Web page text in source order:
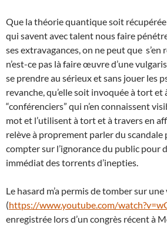
Que la théorie quantique soit
qui savent avec talent nous faire
ses extravagances, on ne peut que
n’est-ce pas là faire œuvre d’une
se prendre au sérieux et sans jouer les
revanche, qu’elle soit invoquée à tort et
“conférenciers” qui n’en connaissent
mot et l’utilisent à tort et à travers en
relève à proprement parler du scandale
compter sur l’ignorance du public pour
immédiat des torrents d’inepties.
Le hasard m’a permis de tomber sur
(https://www.youtube.com/
enregistrée lors d’un congrès récent à